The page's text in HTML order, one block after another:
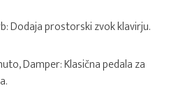
Dodaja prostorski zvok klavirju.
Damper: Klasična pedala za